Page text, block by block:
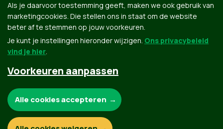
Groen.be
Contact Privacybeleid
Als je daarvoor toestemming geeft, maken we ook gebruik van
marketingcookies. Die stellen ons in staat om de website
beter af te stemmen op jouw voorkeuren.
Je kunt je instellingen hieronder wijzigen. Ons privacybeleid
vind je hier.
Voorkeuren aanpassen
Functionele en analytische cookies:
Alle cookies accepteren